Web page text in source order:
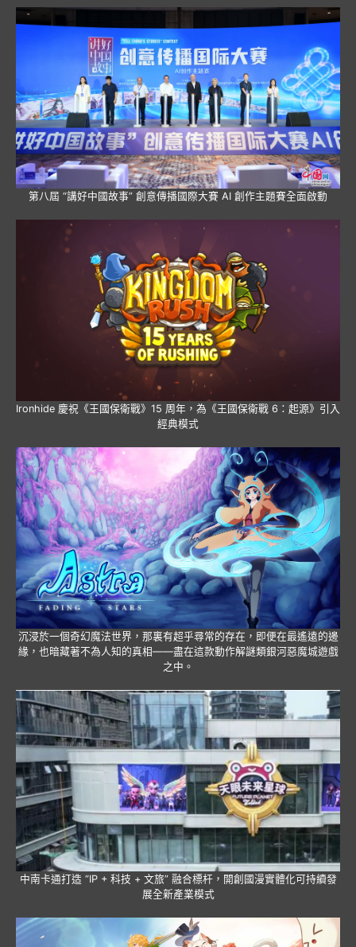
第八屆 “講好中國故事” 創意傳播國際大賽 AI 創作主題賽全面啟動
Ironhide 慶祝《王國保衛戰》15 周年，為《王國保衛戰 6：起源》引入
經典模式
沉浸於一個奇幻魔法世界，那裏有超乎尋常的存在，即便在最遙遠的邊
緣，也暗藏著不為人知的真相——盡在這款動作解謎類銀河惡魔城遊戲
之中。
中南卡通打造 “IP + 科技 + 文旅” 融合標杆，開創國漫實體化可持續發
展全新產業模式